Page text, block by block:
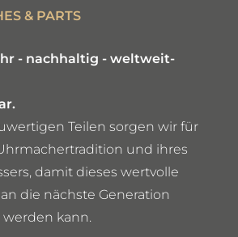
& PARTS
- nachhaltig - weltweit-
Teilen sorgen wir für
und ihres
damit dieses wertvolle
die nächste Generation
kann.